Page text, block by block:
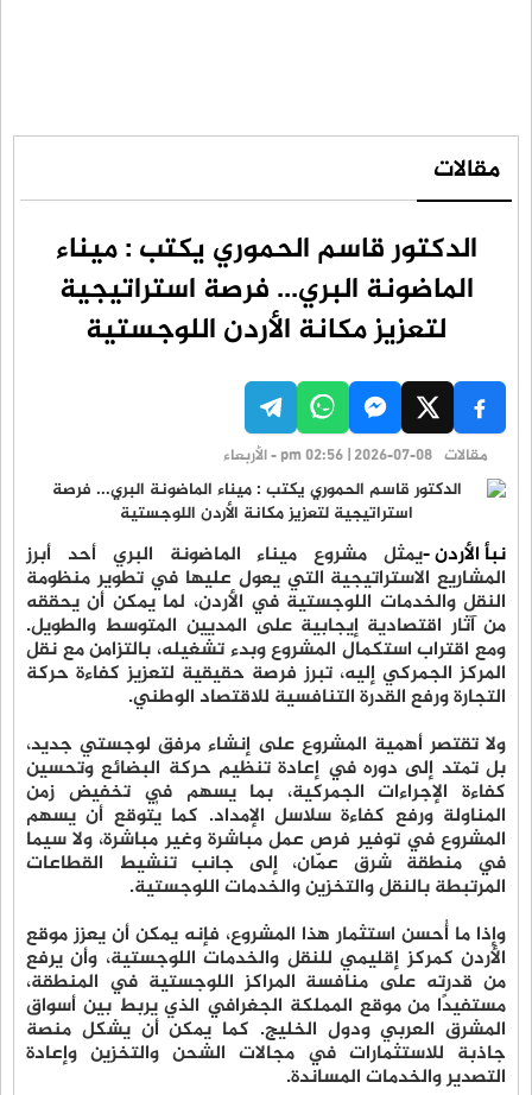
مقالات
الدكتور قاسم الحموري يكتب : ميناء
الماضونة البري... فرصة استراتيجية
لتعزيز مكانة الأردن اللوجستية
مقالات pm 02:56 | 2026-07-08 - الأربعاء
نبأ الأردن -يمثل مشروع ميناء الماضونة البري أحد أبرز
المشاريع الاستراتيجية التي يعول عليها في تطوير منظومة
النقل والخدمات اللوجستية في الأردن، لما يمكن أن يحققه
من آثار اقتصادية إيجابية على المديين المتوسط والطويل.
ومع اقتراب استكمال المشروع وبدء تشغيله، بالتزامن مع نقل
المركز الجمركي إليه، تبرز فرصة حقيقية لتعزيز كفاءة حركة
التجارة ورفع القدرة التنافسية للاقتصاد الوطني.
ولا تقتصر أهمية المشروع على إنشاء مرفق لوجستي جديد،
بل تمتد إلى دوره في إعادة تنظيم حركة البضائع وتحسين
كفاءة الإجراءات الجمركية، بما يسهم في تخفيض زمن
المناولة ورفع كفاءة سلاسل الإمداد. كما يُتوقع أن يسهم
المشروع في توفير فرص عمل مباشرة وغير مباشرة، ولا سيما
في منطقة شرق عمّان، إلى جانب تنشيط القطاعات
المرتبطة بالنقل والتخزين والخدمات اللوجستية.
وإذا ما أُحسن استثمار هذا المشروع، فإنه يمكن أن يعزز موقع
الأردن كمركز إقليمي للنقل والخدمات اللوجستية، وأن يرفع
من قدرته على منافسة المراكز اللوجستية في المنطقة،
مستفيدًا من موقع المملكة الجغرافي الذي يربط بين أسواق
المشرق العربي ودول الخليج. كما يمكن أن يشكل منصة
جاذبة للاستثمارات في مجالات الشحن والتخزين وإعادة
التصدير والخدمات المساندة.